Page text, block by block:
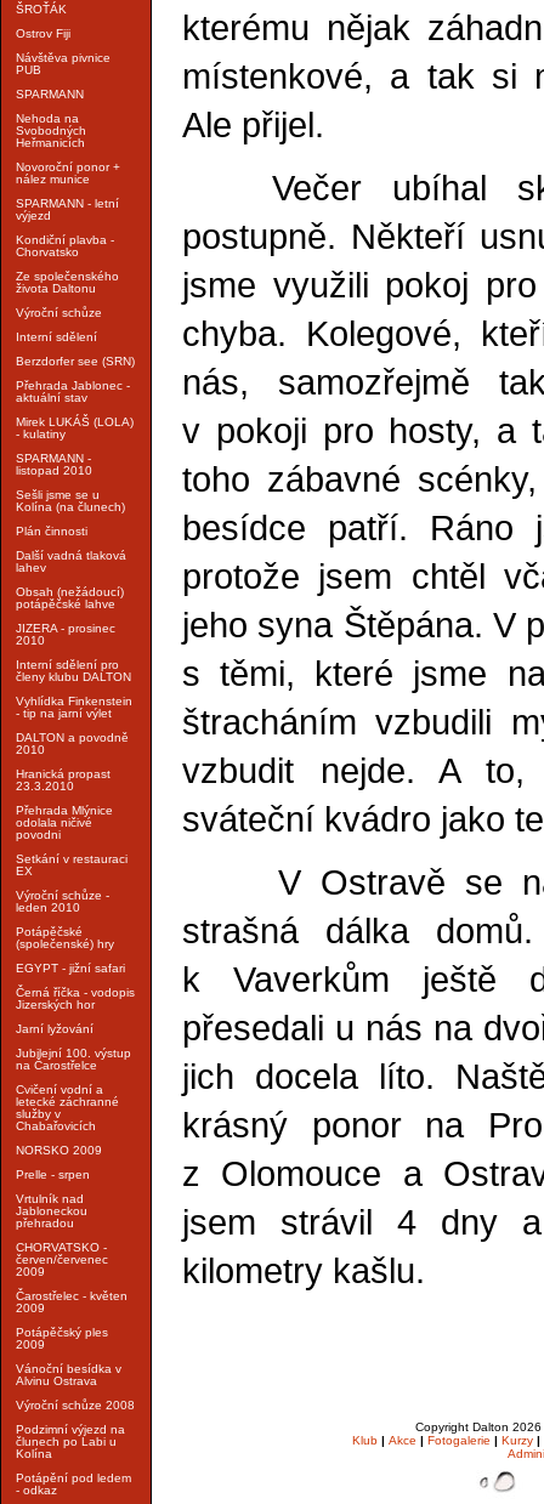
ŠROŤÁK
Ostrov Fiji
Návštěva pivnice
PUB
SPARMANN
Nehoda na
Svobodných
Heřmanicích
Novoroční ponor +
nález munice
SPARMANN - letní
výjezd
Kondiční plavba -
Chorvatsko
Ze společenského
života Daltonu
Výroční schůze
Interní sdělení
Berzdorfer see (SRN)
Přehrada Jablonec -
aktuální stav
Mirek LUKÁŠ (LOLA)
- kulatiny
SPARMANN -
listopad 2010
Sešli jsme se u
Kolína (na člunech)
Plán činnosti
Další vadná tlaková
lahev
Obsah (nežádoucí)
potápěčské lahve
JIZERA - prosinec
2010
Interní sdělení pro
členy klubu DALTON
Vyhlídka Finkenstein
- tip na jarní výlet
DALTON a povodně
2010
Hranická propast
23.3.2010
Přehrada Mlýnice
odolala ničivé
povodni
Setkání v restauraci
EX
Výroční schůze -
leden 2010
Potápěčské
(společenské) hry
EGYPT - jižní safari
Černá říčka - vodopis
Jizerských hor
Jarní lyžování
Jubilejní 100. výstup
na Čarostřelce
Cvičení vodní a
letecké záchranné
služby v
Chabařovicích
NORSKO 2009
Prelle - srpen
Vrtulník nad
Jabloneckou
přehradou
CHORVATSKO -
červen/červenec
2009
Čarostřelec - květen
2009
Potápěčský ples
2009
Vánoční besídka v
Alvinu Ostrava
Výroční schůze 2008
Podzimní výjezd na
člunech po Labi u
Kolína
Potápění pod ledem
- odkaz
kterému nějak
místenkové, a tak si
Ale přijel.
Večer ubíhal
postupně. Někteří
jsme využili pokoj
chyba. Kolegové,
nás, samozřejmě
v pokoji pro hosty, a
toho zábavné
besídce patří. Ráno
protože jsem chtěl
jeho syna Štěpána. V
s těmi, které jsme
štracháním vzbudili
vzbudit nejde. A
sváteční kvádro jako
V Ostravě se
strašná dálka
k Vaverkům ještě
přesedali u nás na
jich docela líto.
krásný ponor na
z Olomouce a
jsem strávil 4 dny
kilometry kašlu.
Copyright Dalton
Klub | Akce | Fotogalerie | Kurzy |